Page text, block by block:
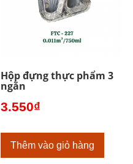
Hộp đựng thực phẩm 3
ngăn
3.550₫
Thêm vào giỏ hàng